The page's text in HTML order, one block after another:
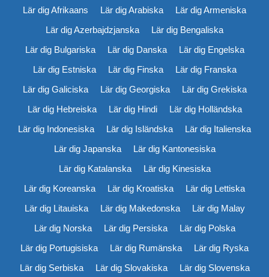
Lär dig Afrikaans Lär dig Arabiska
Lär dig Armeniska
Lär dig Azerbajdzjanska
Lär dig Bengaliska
Lär dig Bulgariska
Lär dig Danska
Lär dig Engelska
Lär dig Estniska
Lär dig Finska
Lär dig Franska
Lär dig Galiciska
Lär dig Georgiska
Lär dig Grekiska
Lär dig Hebreiska
Lär dig Hindi
Lär dig Holländska
Lär dig Indonesiska
Lär dig Isländska
Lär dig Italienska
Lär dig Japanska
Lär dig Kantonesiska
Lär dig Katalanska
Lär dig Kinesiska
Lär dig Koreanska
Lär dig Kroatiska
Lär dig Lettiska
Lär dig Litauiska
Lär dig Makedonska
Lär dig Malay
Lär dig Norska
Lär dig Persiska
Lär dig Polska
Lär dig Portugisiska
Lär dig Rumänska
Lär dig Ryska
Lär dig Serbiska
Lär dig Slovakiska
Lär dig Slovenska